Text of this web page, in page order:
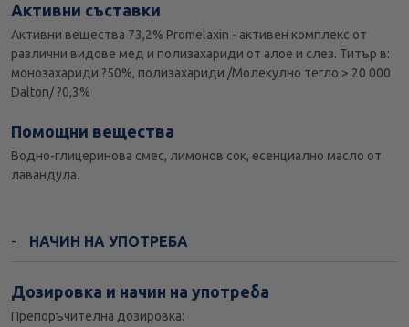
Активни съставки
Активни вещества 73,2% Promelaxin - активен комплекс от
различни видове мед и полизахариди от алое и слез. Титър в:
монозахариди ?50%, полизахариди /Молекулно тегло > 20 000
Dalton/ ?0,3%
Помощни вещества
Водно-глицеринова смес, лимонов сок, есенциално масло от
лавандула.
НАЧИН НА УПОТРЕБА
Дозировка и начин на употреба
Препоръчителна дозировка: